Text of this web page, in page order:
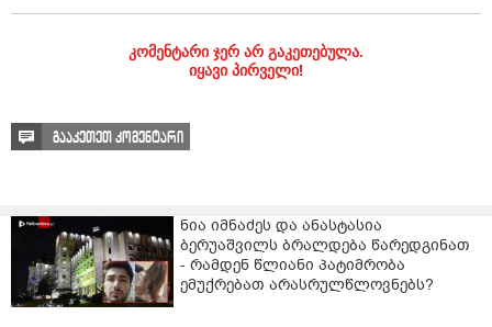
კომენტარი ჯერ არ გაკეთებულა.
იყავი პირველი!
გააკეთეთ კომენტარი
ნია იმნაძეს და ანასტასია
ბერუაშვილს ბრალდება წარედგინათ
- რამდენ წლიანი პატიმრობა
ემუქრებათ არასრულწლოვნებს?